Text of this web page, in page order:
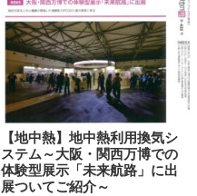
【地中熱】地中熱利用換気シ
ステム～大阪・関西万博での
体験型展示「未来航路」に出
展ついてご紹介～